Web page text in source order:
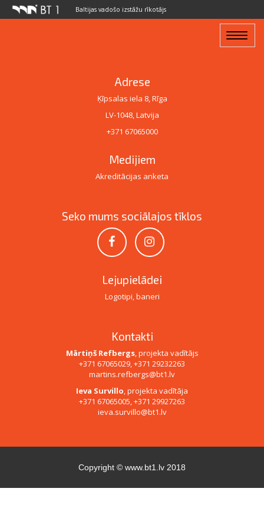
Baltijas vadošo izstāžu rīkotājs
Toggle
Adrese
Ķīpsalas iela 8, Rīga
LV-1048, Latvija
+371 67065000
Medijiem
Akreditācijas anketa
Seko mums sociālajos tīklos
Lejupielādei
Logotipi, baneri
Kontakti
Mārtiņš Refbergs, projekta vadītājs
+371 67065029, +371 29232263
martins.refbergs@bt1.lv
Ieva Survillo, projekta vadītāja
+371 67065005, +371 29927263
ieva.survillo@bt1.lv
Copyright © www.bt1.lv 2018